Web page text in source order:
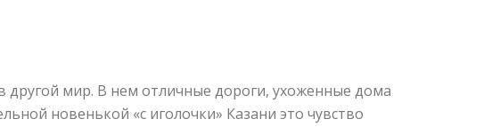
мир. В нем отличные дороги, ухоженные дома
новенькой «с иголочки» Казани это чувство